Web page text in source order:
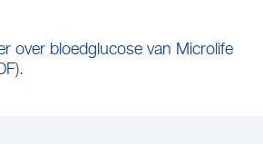
over bloedglucose van Microlife